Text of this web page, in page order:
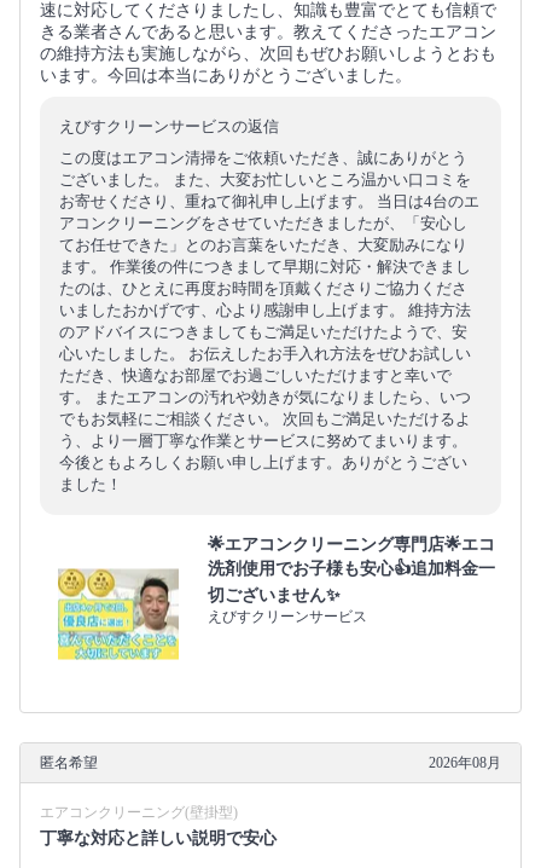
速に対応してくださりましたし、知識も豊富でとても信頼で
きる業者さんであると思います。教えてくださったエアコン
の維持方法も実施しながら、次回もぜひお願いしようとおも
います。今回は本当にありがとうございました。
えびすクリーンサービスの返信
この度はエアコン清掃をご依頼いただき、誠にありがとう
ございました。 また、大変お忙しいところ温かい口コミを
お寄せくださり、重ねて御礼申し上げます。 当日は4台のエ
アコンクリーニングをさせていただきましたが、「安心し
てお任せできた」とのお言葉をいただき、大変励みになり
ます。 作業後の件につきまして早期に対応・解決できまし
たのは、ひとえに再度お時間を頂戴くださりご協力くださ
いましたおかげです、心より感謝申し上げます。 維持方法
のアドバイスにつきましてもご満足いただけたようで、安
心いたしました。 お伝えしたお手入れ方法をぜひお試しい
ただき、快適なお部屋でお過ごしいただけますと幸いで
す。 またエアコンの汚れや効きが気になりましたら、いつ
でもお気軽にご相談ください。 次回もご満足いただけるよ
う、より一層丁寧な作業とサービスに努めてまいります。
今後ともよろしくお願い申し上げます。ありがとうござい
ました！
🌟エアコンクリーニング専門店🌟エコ
洗剤使用でお子様も安心👍追加料金一
切ございません✨
えびすクリーンサービス
匿名希望 2026年08月
エアコンクリーニング(壁掛型)
丁寧な対応と詳しい説明で安心